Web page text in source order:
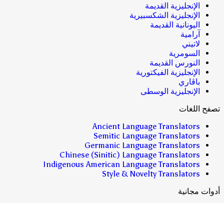
الإنجليزية القديمة
الإنجليزية الشكسبيرية
اليونانية القديمة
آرامية
لاتيني
السومرية
النورس القديمة
الإنجليزية الفيكتورية
باڤاري
الإنجليزية الوسطى
تصفح اللغات
Ancient Language Translators
Semitic Language Translators
Germanic Language Translators
Chinese (Sinitic) Language Translators
Indigenous American Language Translators
Style & Novelty Translators
أدوات مجانية